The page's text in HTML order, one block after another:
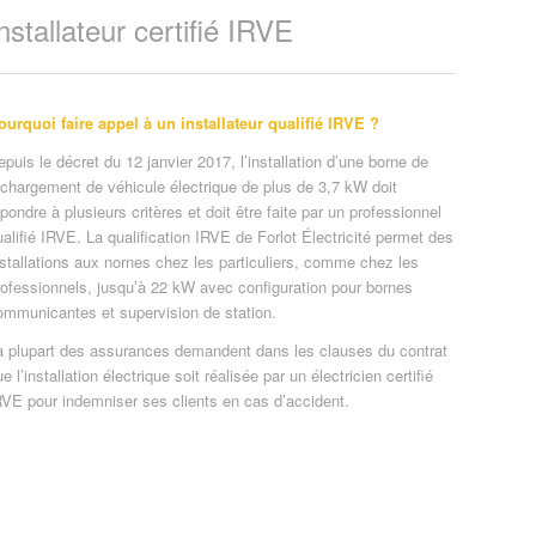
certifié IRVE
faire appel à un installateur qualifié IRVE ?
le décret du 12 janvier 2017, l’installation d’une borne de
de véhicule électrique de plus de 3,7 kW doit
à plusieurs critères et doit être faite par un professionnel
IRVE. La qualification IRVE de Forlot Électricité permet des
aux nornes chez les particuliers, comme chez les
jusqu’à 22 kW avec configuration pour bornes
et supervision de station.
plupart des assurances demandent dans les clauses du contrat
l’installation électrique soit réalisée par un électricien certifié
pour indemniser ses clients en cas d’accident.